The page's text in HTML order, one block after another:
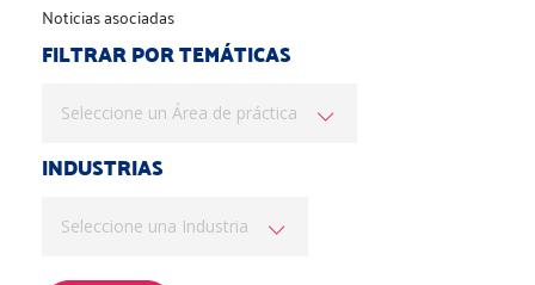
Noticias asociadas
FILTRAR POR TEMÁTICAS
Seleccione un Área de práctica
INDUSTRIAS
Seleccione una Industria